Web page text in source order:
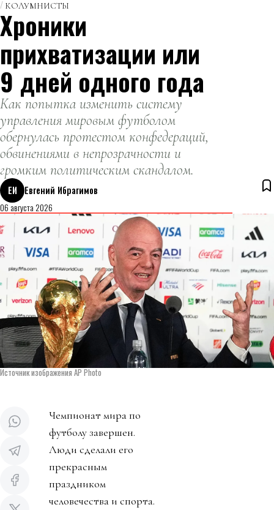
КОЛУМНИСТЫ
Хроники
прихватизации или
9 дней одного года
Как попытка изменить систему
управления мировым футболом
обернулась протестом конфедераций,
обвинениями в непрозрачности и
громким политическим скандалом.
ЕИ
Евгений Ибрагимов
06 августа 2026
Источник изображения AP Photo
Чемпионат мира по
футболу завершен.
Люди сделали его
прекрасным
праздником
человечества и спорта.